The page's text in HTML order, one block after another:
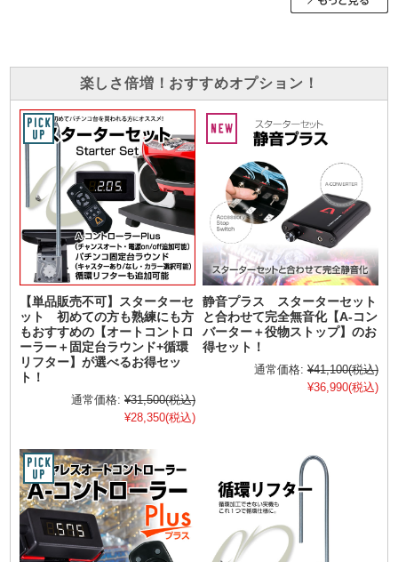
楽しさ倍増！おすすめオプション！
【単品販売不可】スターターセ
ット 初めての方も熟練にも方
もおすすめの【オートコントロ
ーラー＋固定台ラウンド+循環
リフター】が選べるお得セッ
ト！
通常価格: ¥31,500(税込)
¥28,350(税込)
静音プラス スターターセット
と合わせて完全無音化【A-コン
バーター＋役物ストップ】のお
得セット！
通常価格: ¥41,100(税込)
¥36,990(税込)